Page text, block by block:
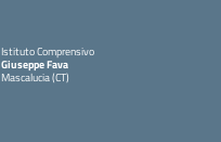
Istituto Comprensivo
Giuseppe Fava
Mascalucia (CT)